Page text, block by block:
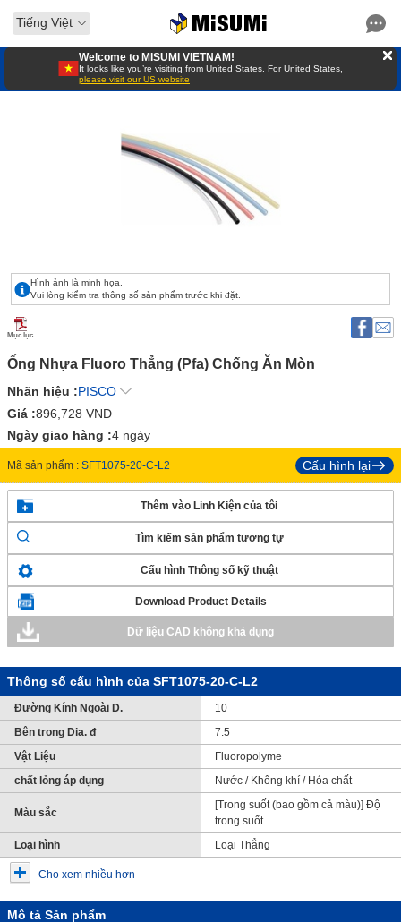
Tiếng Việt
Welcome to MISUMI VIETNAM!
It looks like you’re visiting from United States. For United States,
please visit our US website
Hình ảnh là minh họa.
Vui lòng kiểm tra thông số sản phẩm trước khi đặt.
Mục lục
Ống Nhựa Fluoro Thẳng (Pfa) Chống Ăn Mòn
Nhãn hiệu :PISCO
Giá :896,728 VND
Ngày giao hàng :4 ngày
Mã sản phẩm : SFT1075-20-C-L2 Cấu hình lại
Thêm vào Linh Kiện của tôi
Tìm kiếm sản phẩm tương tự
Cấu hình Thông số kỹ thuật
Download Product Details
Dữ liệu CAD không khả dụng
Thông số cấu hình của SFT1075-20-C-L2
Đường Kính Ngoài D.
10
Bên trong Dia. đ
7.5
Vật Liệu
Fluoropolyme
chất lỏng áp dụng
Nước / Không khí / Hóa chất
Màu sắc
[Trong suốt (bao gồm cả màu)] Độ
trong suốt
Loại hình
Loại Thẳng
Cho xem nhiều hơn
Mô tả Sản phẩm